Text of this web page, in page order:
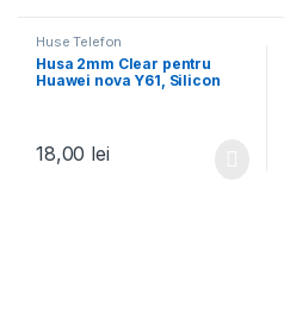
Huse Telefon
Husa 2mm Clear pentru
Huawei nova Y61, Silicon
18,00 lei